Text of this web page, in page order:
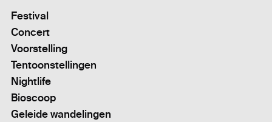
Festival
Concert
Voorstelling
Tentoonstellingen
Nightlife
Bioscoop
Geleide wandelingen